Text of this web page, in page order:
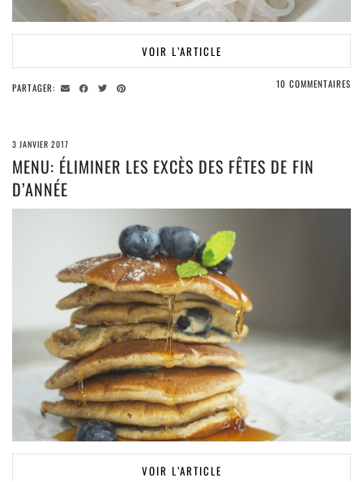
VOIR L’ARTICLE
PARTAGER: 10 COMMENTAIRES
3 JANVIER 2017
MENU: ÉLIMINER LES EXCÈS DES FÊTES DE FIN
D’ANNÉE
VOIR L’ARTICLE